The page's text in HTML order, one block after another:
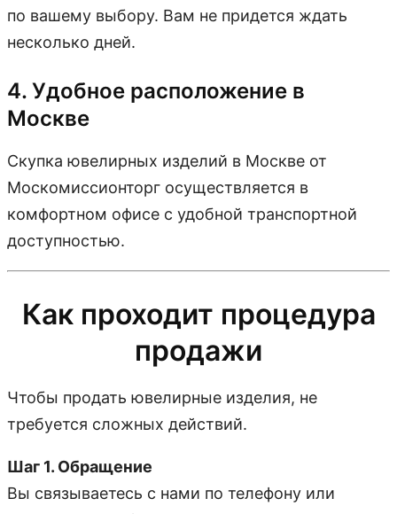
по вашему выбору. Вам не придется ждать
несколько дней.
4. Удобное расположение в
Москве
Скупка ювелирных изделий в Москве от
Москомиссионторг осуществляется в
комфортном офисе с удобной транспортной
доступностью.
Как проходит процедура
продажи
Чтобы продать ювелирные изделия, не
требуется сложных действий.
Шаг 1. Обращение
Вы связываетесь с нами по телефону или